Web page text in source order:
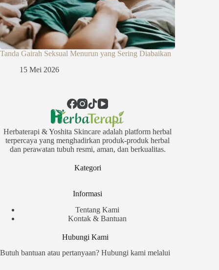
Tanda Gairah Seksual Menurun yang Sering Diabaikan
15 Mei 2026
Herbaterapi & Yoshita Skincare adalah platform herbal
terpercaya yang menghadirkan produk-produk herbal
dan perawatan tubuh resmi, aman, dan berkualitas.
Kategori
Informasi
Tentang Kami
Kontak & Bantuan
Hubungi Kami
Butuh bantuan atau pertanyaan? Hubungi kami melalui